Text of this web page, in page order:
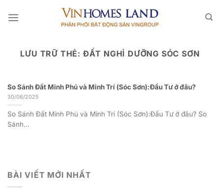
qua
LƯU TRỮ THẺ: ĐẤT NGHỈ DƯỠNG SÓC SƠN
So Sánh Đất Minh Phú và Minh Trí (Sóc Sơn):Đầu Tư ở đâu?
30/06/2025
So Sánh Đất Minh Phú và Minh Trí (Sóc Sơn):Đầu Tư ở đâu? So
Sánh...
BÀI VIẾT MỚI NHẤT